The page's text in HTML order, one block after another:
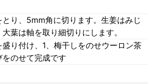
とり、5mm角に切ります。生姜はみじ
葉は軸を取り細切りにします。
り付け、1、梅干しをのせウーロン茶
のせて完成です